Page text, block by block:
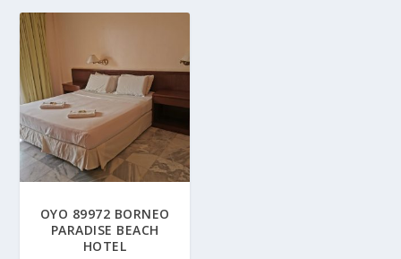
OYO 89972 BORNEO
PARADISE BEACH
HOTEL